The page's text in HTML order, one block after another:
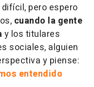
pero espero
cuando la gente
y los titulares
sociales, alguien
y piense:
entendido